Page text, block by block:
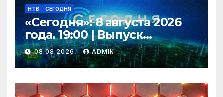
НТВ СЕГОДНЯ
«Сегодня»: 8 августа 2026
года. 19:00 | Выпуск
новостей | Новости НТВ
08.08.2026 ADMIN